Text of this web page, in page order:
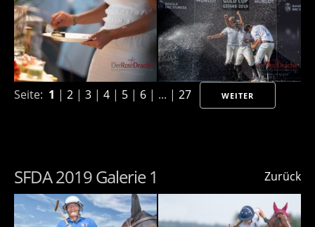
Seite: 1 | 2 | 3 | 4 | 5 | 6 | ... | 27 WEITER
Zurück
SFDA 2019 Galerie 1